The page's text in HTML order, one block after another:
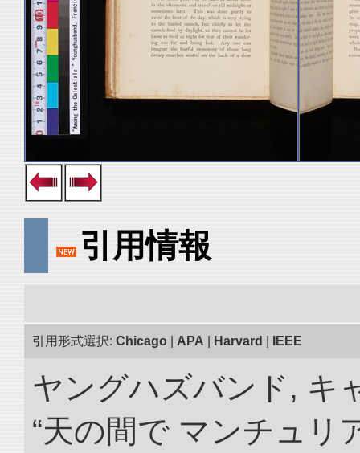
引用情報
引用形式選択: Chicago APA Harvard IEEE
ヤングハズバンド, キ
“天の間で マンチュリ